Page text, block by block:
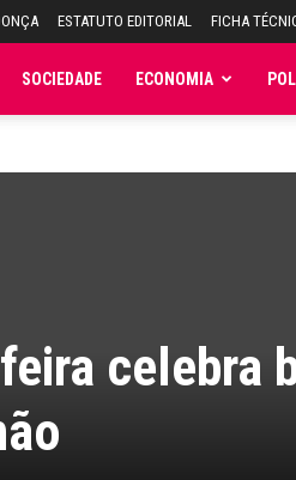
ESTATUTO EDITORIAL FICHA
SOCIEDADE ECONOMIA
celebra